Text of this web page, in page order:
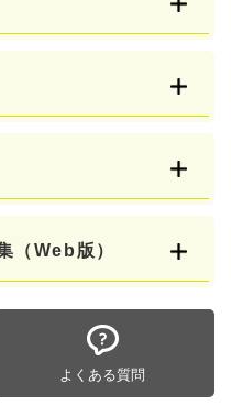
（Web版）
よくある質問